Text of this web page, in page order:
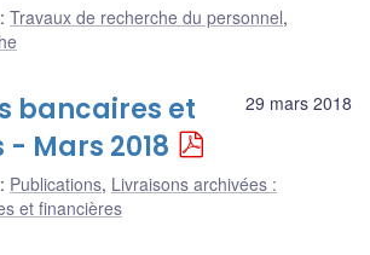
: Travaux de recherche du personnel,
29 mars 2018
bancaires et
Mars 2018
: Publications, Livraisons archivées :
et financières